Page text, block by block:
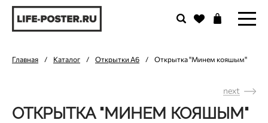
Главная / Каталог / Открытки А6 / Открытка "Минем кояшым"
next
ОТКРЫТКА "МИНЕМ КОЯШЫМ"